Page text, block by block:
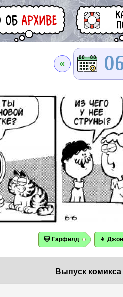
«
🐱 Гарфилд 👦
Выпуск комикса